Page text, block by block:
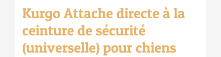
Kurgo Attache directe à la
ceinture de sécurité
(universelle) pour chiens